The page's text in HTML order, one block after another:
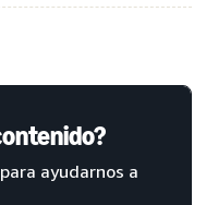
ayudarnos a